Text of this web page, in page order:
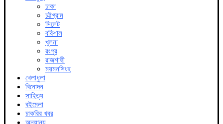
ঢাকা
চট্টগ্রাম
সিলেট
বরিশাল
খুলনা
রংপুর
রাজশাহী
ময়মনসিংহ
খেলাধুলা
বিনোদন
সাহিত্য
বইমেলা
চাকরির খবর
অন্যান্য